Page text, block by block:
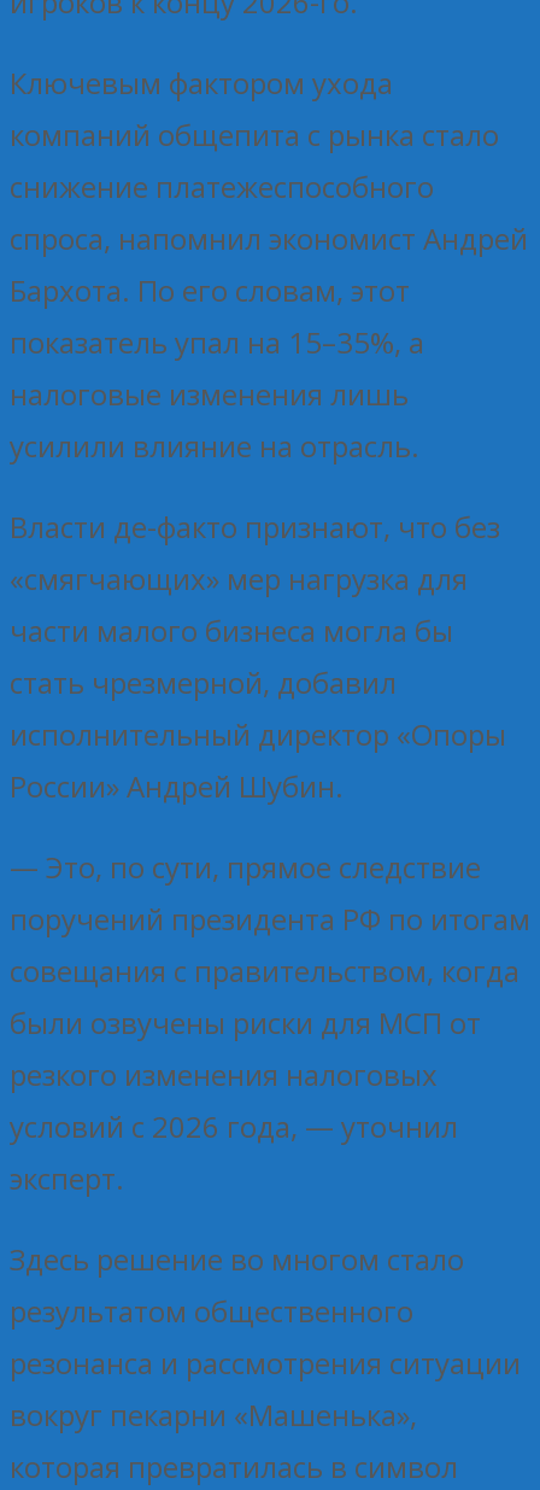
Ключевым фактором ухода
компаний общепита с рынка стало
снижение платежеспособного
спроса, напомнил экономист Андрей
Бархота. По его словам, этот
показатель упал на 15–35%, а
налоговые изменения лишь
усилили влияние на отрасль.
Власти де-факто признают, что без
«смягчающих» мер нагрузка для
части малого бизнеса могла бы
стать чрезмерной, добавил
исполнительный директор «Опоры
России» Андрей Шубин.
— Это, по сути, прямое следствие
поручений президента РФ по итогам
совещания с правительством, когда
были озвучены риски для МСП от
резкого изменения налоговых
условий с 2026 года, — уточнил
эксперт.
Здесь решение во многом стало
результатом общественного
резонанса и рассмотрения ситуации
вокруг пекарни «Машенька»,
которая превратилась в символ